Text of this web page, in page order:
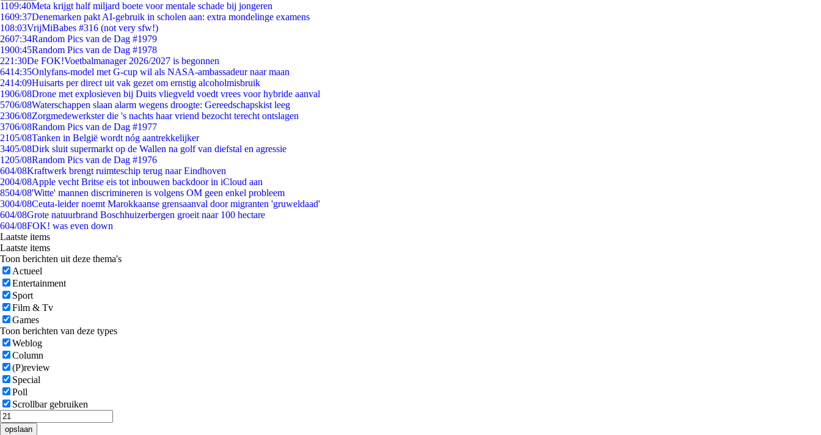
1109:40Meta krijgt half miljard boete voor mentale schade bij jongeren
1609:37Denemarken pakt AI-gebruik in scholen aan: extra mondelinge examens
108:03VrijMiBabes #316 (not very sfw!)
2607:34Random Pics van de Dag #1979
1900:45Random Pics van de Dag #1978
221:30De FOK!Voetbalmanager 2026/2027 is begonnen
6414:35Onlyfans-model met G-cup wil als NASA-ambassadeur naar maan
2414:09Huisarts per direct uit vak gezet om ernstig alcoholmisbruik
1906/08Drone met explosieven bij Duits vliegveld voedt vrees voor hybride aanval
5706/08Waterschappen slaan alarm wegens droogte: Gereedschapskist leeg
2306/08Zorgmedewerkster die 's nachts haar vriend bezocht terecht ontslagen
3706/08Random Pics van de Dag #1977
2105/08Tanken in België wordt nóg aantrekkelijker
3405/08Dirk sluit supermarkt op de Wallen na golf van diefstal en agressie
1205/08Random Pics van de Dag #1976
604/08Kraftwerk brengt ruimteschip terug naar Eindhoven
2004/08Apple vecht Britse eis tot inbouwen backdoor in iCloud aan
8504/08'Witte' mannen discrimineren is volgens OM geen enkel probleem
3004/08Ceuta-leider noemt Marokkaanse grensaanval door migranten 'gruweldaad'
604/08Grote natuurbrand Boschhuizerbergen groeit naar 100 hectare
604/08FOK! was even down
Laatste items
Laatste items
Toon berichten uit deze thema's
Actueel
Entertainment
Sport
Film & Tv
Games
Toon berichten van deze types
Weblog
Column
(P)review
Special
Poll
Scrollbar gebruiken
opslaan